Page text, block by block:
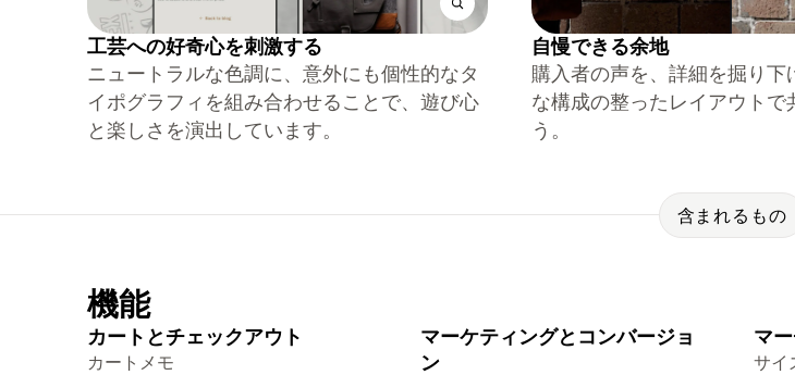
工芸への好奇心を刺激する
ニュートラルな色調に、意外にも個性的なタ
イポグラフィを組み合わせることで、遊び心
と楽しさを演出しています。
自慢できる余地
購入者の声を、詳細を掘り下
な構成の整ったレイアウトで
う。
含まれるもの
機能
カートとチェックアウト
カートメモ
マーケティングとコンバージョ
ン
マ
サイ